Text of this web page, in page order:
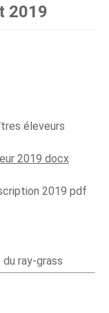
2019
éleveurs
2019 docx
2019 pdf
ray-grass